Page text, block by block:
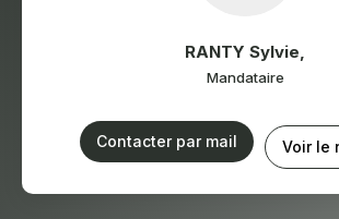
RANTY Sylvie
Mandataire
Contacter par mail Voir le